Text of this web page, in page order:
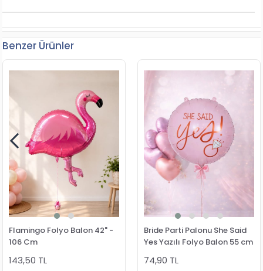
Benzer Ürünler
Flamingo Folyo Balon 42" -
106 Cm
143,50 TL
Bride Parti Palonu She Said
Yes Yazılı Folyo Balon 55 cm
74,90 TL